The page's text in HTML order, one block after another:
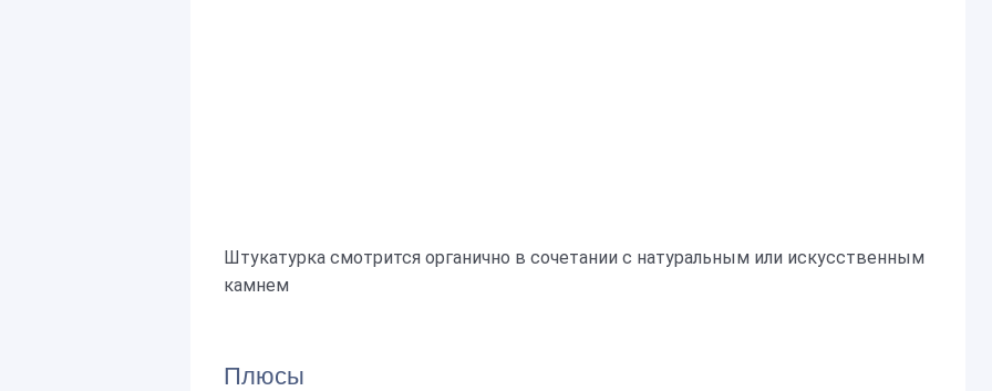
Штукатурка смотрится органично в сочетании с натуральным или искусственным
камнем
Плюсы